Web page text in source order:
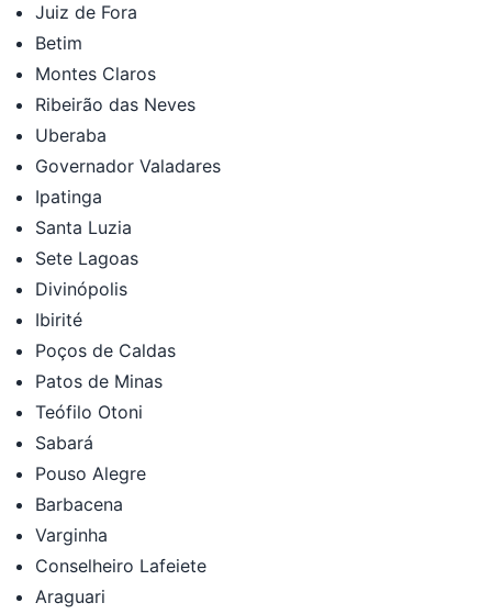
Juiz de Fora
Betim
Montes Claros
Ribeirão das Neves
Uberaba
Governador Valadares
Ipatinga
Santa Luzia
Sete Lagoas
Divinópolis
Ibirité
Poços de Caldas
Patos de Minas
Teófilo Otoni
Sabará
Pouso Alegre
Barbacena
Varginha
Conselheiro Lafeiete
Araguari